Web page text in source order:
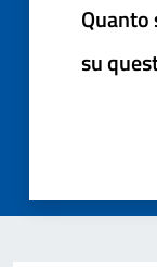
su